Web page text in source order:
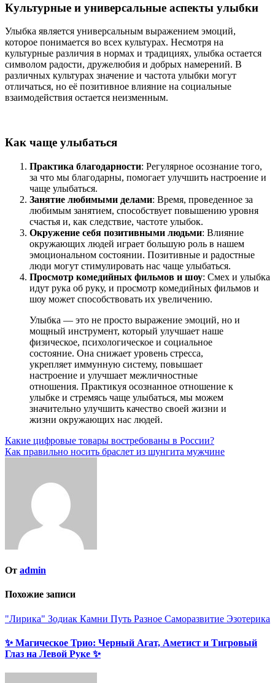
Культурные и универсальные аспекты улыбки
Улыбка является универсальным выражением эмоций,
которое понимается во всех культурах. Несмотря на
культурные различия в нормах и традициях, улыбка остается
символом радости, дружелюбия и добрых намерений. В
различных культурах значение и частота улыбки могут
отличаться, но её позитивное влияние на социальные
взаимодействия остается неизменным.
Как чаще улыбаться
Практика благодарности: Регулярное осознание того,
за что мы благодарны, помогает улучшить настроение и
чаще улыбаться.
Занятие любимыми делами: Время, проведенное за
любимым занятием, способствует повышению уровня
счастья и, как следствие, частоте улыбок.
Окружение себя позитивными людьми: Влияние
окружающих людей играет большую роль в нашем
эмоциональном состоянии. Позитивные и радостные
люди могут стимулировать нас чаще улыбаться.
Просмотр комедийных фильмов и шоу: Смех и улыбка
идут рука об руку, и просмотр комедийных фильмов и
шоу может способствовать их увеличению.
Улыбка — это не просто выражение эмоций, но и
мощный инструмент, который улучшает наше
физическое, психологическое и социальное
состояние. Она снижает уровень стресса,
укрепляет иммунную систему, повышает
настроение и улучшает межличностные
отношения. Практикуя осознанное отношение к
улыбке и стремясь чаще улыбаться, мы можем
значительно улучшить качество своей жизни и
жизни окружающих нас людей.
Навигация
по
Какие цифровые товары востребованы в России?
Как правильно носить браслет из шунгита мужчине
От admin
Похожие записи
"Лирика" Зодиак Камни Путь Разное Саморазвитие Эзотерика
✨ Магическое Трио: Черный Агат, Аметист и Тигровый
Глаз на Левой Руке ✨